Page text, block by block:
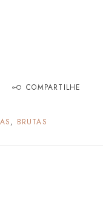
COMPARTILHE
, BRUTAS